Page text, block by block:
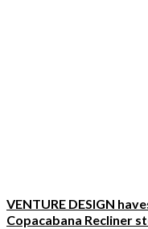
VENTURE DESIGN
Copacabana Recliner